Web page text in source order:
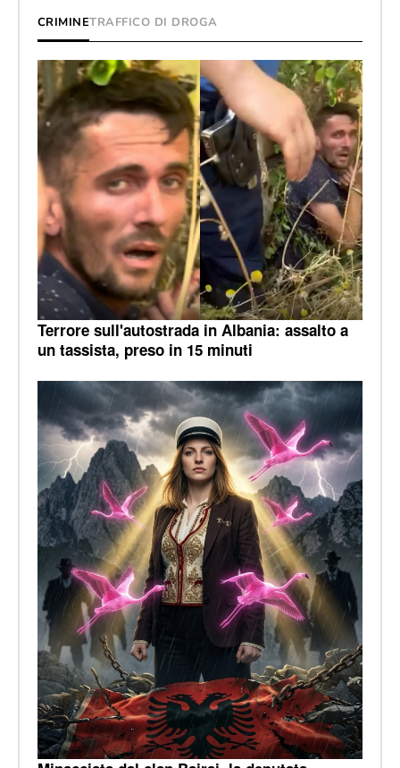
CRIMINETRAFFICO DI DROGA
Terrore sull'autostrada in Albania: assalto a
un tassista, preso in 15 minuti